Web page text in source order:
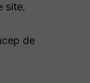
site.
de